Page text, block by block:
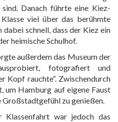
Danach führte eine Kiez-
viel über das berühmte
schnell, dass der Kiez ein
heimische Schulhof.
außerdem das Museum der
fotografiert und
Kopf rauchte“. Zwischendurch
um Hamburg auf eigene Faust
Großstadtgefühl zu genießen.
war jedoch das